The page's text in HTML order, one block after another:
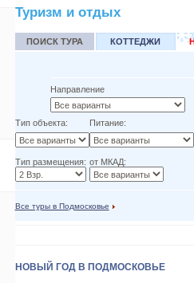
Туризм и отдых
ПОИСК ТУРА КОТТЕДЖИ
Направление
Тип объекта: Питание:
Тип размещения: от МКАД:
Все туры в Подмосковье
НОВЫЙ ГОД В ПОДМОСКОВЬЕ